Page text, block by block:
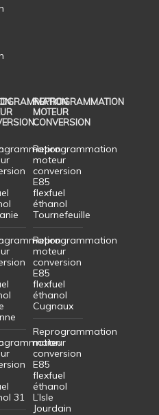
31
REPROGRAMMATION
MOTEUR
CONVERSION
Reprogrammation
moteur
conversion
E85
flexfuel
éthanol
Tournefeuille
Reprogrammation
moteur
conversion
E85
flexfuel
éthanol
Cugnaux
Reprogrammation
moteur
conversion
E85
flexfuel
éthanol
L’Isle
Jourdain